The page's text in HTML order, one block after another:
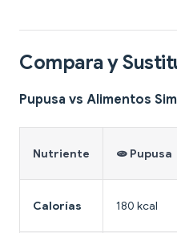
Compara y
Pupusa vs Alimentos
Nutriente 🫓 Pupusa
Calorías 180 kcal